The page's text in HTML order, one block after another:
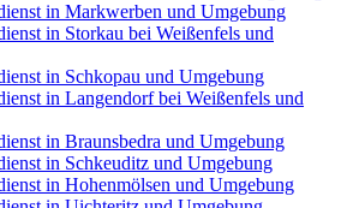
in Markwerben und Umgebung
in Storkau bei Weißenfels und
in Schkopau und Umgebung
in Langendorf bei Weißenfels und
in Braunsbedra und Umgebung
in Schkeuditz und Umgebung
in Hohenmölsen und Umgebung